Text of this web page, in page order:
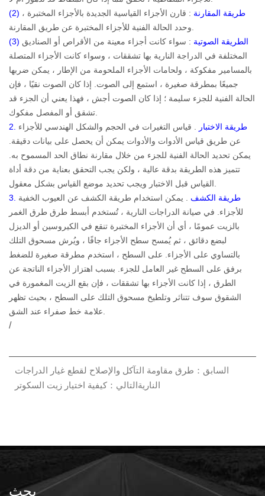
(2) طريقة المقارنة : قارن الأجزاء القياسية الجديدة بالأجزاء المختبرة ،
(3) الطريقة الصوتية : سواء كانت أجزاء معينة من الأقراص أو الصناديق
المختلفة في الدراجة النارية بها تشققات ، وسواء كانت الأجزاء المتصلة
بالمسامير مفكوكة ، ولحامات الأجزاء الملحومة من الإطار ، يمكن ضربها
جميعًا بمطرقة صغيرة ، استمع إلى الصوت. إذا كان الصوت نقيًا ، فإن
الحالة الفنية للجزء سليمة ؛ إذا كان الصوت أجش ، فهذا يعني أن الجزء قد
2. طريقة الاختبار
. قياس التغيرات في الحجم والشكل الهندسي للأجزاء
عن طريق قياس الأدوات والأدوات يمكن أن يحصل على بيانات دقيقة.
يمكن تحديد الحالة الفنية للجزء من خلال مقارنة نطاق الحد المسموح به.
تتميز هذه الطريقة بدقة عالية ، ولكن يجب التحقق بعناية من دقة أداة
3. طريقة الكشف
. يمكن استخدام طريقة الكشف عن العيوب الخفية
للأجزاء. في صيانة الدراجات النارية ، تُستخدم أبسط طرق طرق الغمر
بالزيت عمومًا ، أي أن الأجزاء المختبرة تنقع في الكيروسين أو الديزل
لبضع دقائق ، ثم يُمسح سطح الأجزاء جافًا ، ويُرش مسحوق التلك
بالتساوي على الأجزاء. على السطح ، استخدم مطرقة صغيرة للضغط
برفق على السطح غير العامل للجزء. بسبب اهتزاز الأجزاء الناتجة عن
الطرق ، إذا كانت الأجزاء بها تشققات ، فإن بقع الزيت المغمورة في
الشقوق سوف تتناثر وتلطيخ مسحوق التلك على السطح ، بحيث تظهر
/
السابق：طرق مقاومة التآكل والإصلاح لقطع غيار الدراجات
الناريةالتالي：كيفية اختيار زيت السكوتر
بحث